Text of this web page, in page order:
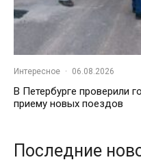
Интересное · 06.08.2026
В Петербурге проверили
приему новых поездов
Последние